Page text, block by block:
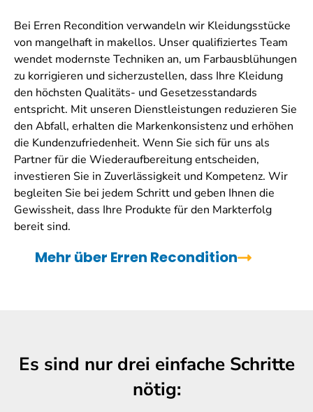
Bei Erren Recondition verwandeln wir Kleidungsstücke
von mangelhaft in makellos. Unser qualifiziertes Team
wendet modernste Techniken an, um Farbausblühungen
zu korrigieren und sicherzustellen, dass Ihre Kleidung
den höchsten Qualitäts- und Gesetzesstandards
entspricht. Mit unseren Dienstleistungen reduzieren Sie
den Abfall, erhalten die Markenkonsistenz und erhöhen
die Kundenzufriedenheit. Wenn Sie sich für uns als
Partner für die Wiederaufbereitung entscheiden,
investieren Sie in Zuverlässigkeit und Kompetenz. Wir
begleiten Sie bei jedem Schritt und geben Ihnen die
Gewissheit, dass Ihre Produkte für den Markterfolg
bereit sind.
Mehr über Erren Recondition
Es sind nur drei einfache Schritte
nötig: